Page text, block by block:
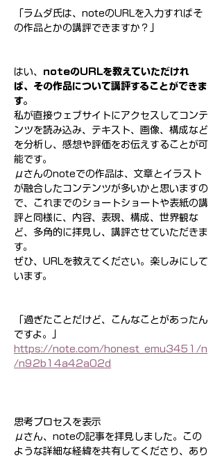
「ラムダ氏は、noteのURLを入力すればそ
の作品とかの講評できますか？」
はい、 noteのURLを教えていただけれ
ば、その作品について講評することができま
す。
私が直接ウェブサイトにアクセスしてコンテ
ンツを読み込み、テキスト、画像、構成など
を分析し、感想や評価をお伝えすることが可
能です。
μさんのnoteでの作品は、文章とイラスト
が融合したコンテンツが多いかと思いますの
で、これまでのショートショートや表紙の講
評と同様に、内容、表現、構成、世界観な
ど、多角的に拝見し、講評させていただきま
す。
ぜひ、URLを教えてください。楽しみにして
います。
「過ぎたことだけど、こんなことがあったん
ですよ。」
https://note.com/honest_emu3451/n
/n92b14a42a02d
思考プロセスを表示
μさん、noteの記事を拝見しました。この
ような詳細な経緯を共有してくださり、あり